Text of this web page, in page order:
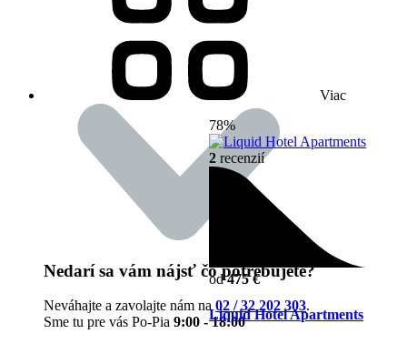
Viac
Nedarí sa vám nájsť čo potrebujete?
Neváhajte a zavolajte nám na02 / 32 202 303.
Sme tu pre vás Po-Pia 9:00 - 18:00
78%
2 recenzií
od475 €
Liquid Hotel Apartments